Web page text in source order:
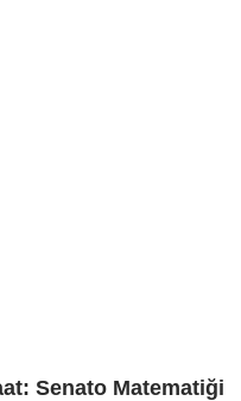
Senato Matematiği